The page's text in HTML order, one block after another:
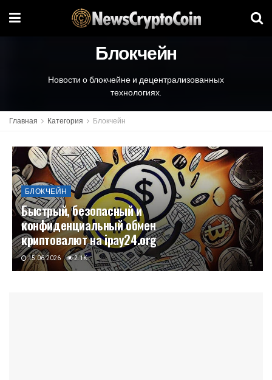
Блокчейн
Новости о блокчейне и децентрализованных
технологиях.
Главная Категория Блокчейн
БЛОКЧЕЙН
Быстрый, безопасный и
конфиденциальный обмен
криптовалют на ipay24.org
15.06.2026 2.1K